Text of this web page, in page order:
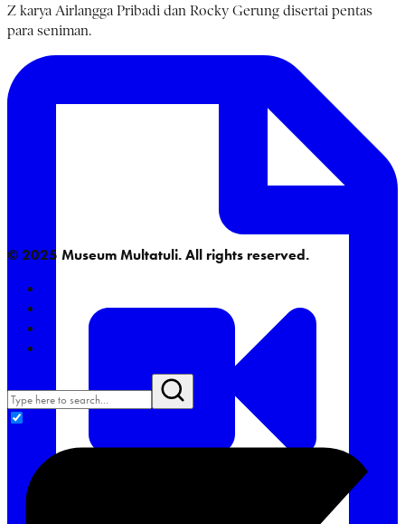
Z karya Airlangga Pribadi dan Rocky Gerung disertai pentas
para seniman.
© 2025 Museum Multatuli. All rights reserved.